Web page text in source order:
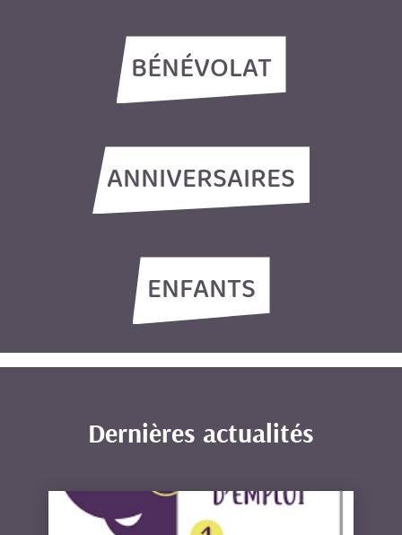
BÉNÉVOLAT
ANNIVERSAIRES
ENFANTS
Dernières actualités